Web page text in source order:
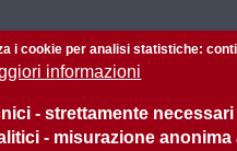
i cookie per analisi statistiche:
informazioni
- strettamente necessari
- misurazione anonima